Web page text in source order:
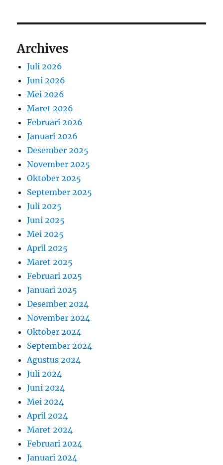
Archives
Juli 2026
Juni 2026
Mei 2026
Maret 2026
Februari 2026
Januari 2026
Desember 2025
November 2025
Oktober 2025
September 2025
Juli 2025
Juni 2025
Mei 2025
April 2025
Maret 2025
Februari 2025
Januari 2025
Desember 2024
November 2024
Oktober 2024
September 2024
Agustus 2024
Juli 2024
Juni 2024
Mei 2024
April 2024
Maret 2024
Februari 2024
Januari 2024